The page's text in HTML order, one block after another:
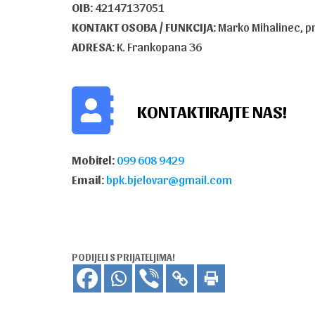
OIB: 42147137051
KONTAKT OSOBA / FUNKCIJA: Marko Mihalinec,
ADRESA: K. Frankopana 36
KONTAKTIRAJTE NAS!
Mobitel: 099 608 9429
Email: bpk.bjelovar@gmail.com
PODIJELI S PRIJATELJIMA!